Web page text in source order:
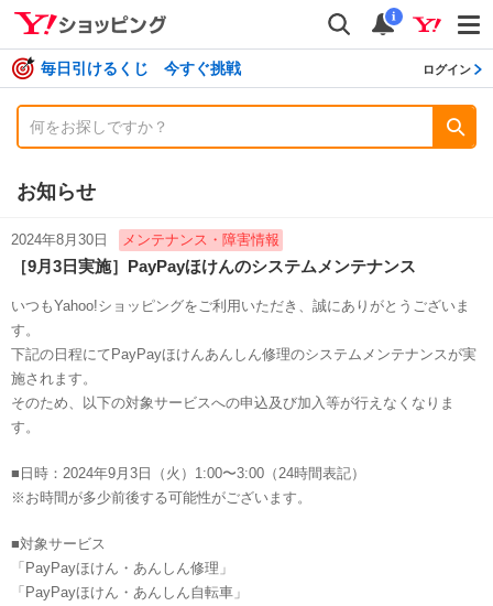
検索
通知
i
毎日引けるくじ 今すぐ挑戦 ログイン
お知らせ
2024年8月30日 メンテナンス・障害情報
［9月3日実施］PayPayほけんのシステムメンテナンス
いつもYahoo!ショッピングをご利用いただき、誠にありがとうございま
す。
下記の日程にてPayPayほけんあんしん修理のシステムメンテナンスが実
施されます。
そのため、以下の対象サービスへの申込及び加入等が行えなくなりま
す。
■日時：2024年9月3日（火）1:00〜3:00（24時間表記）
※お時間が多少前後する可能性がございます。
■対象サービス
「PayPayほけん・あんしん修理」
「PayPayほけん・あんしん自転車」